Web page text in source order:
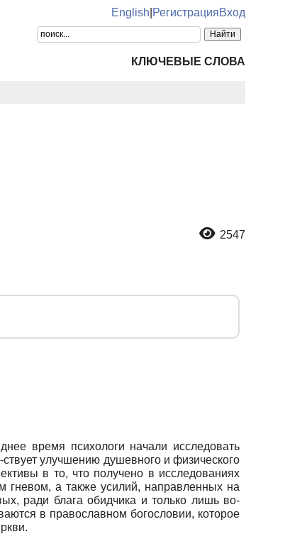
English РегистрацияВход
КЛЮЧЕВЫЕ СЛОВА
2547
время психологи начали исследовать
улучшению душевного и физического
в то, что получено в исследованиях
гневом, а также усилий, направленных на
ради блага обидчика и только лишь во-
в православном богословии, которое